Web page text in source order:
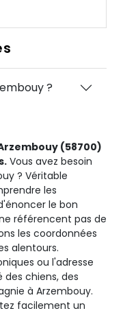
?
(58700)
Vous avez besoin
? Véritable
les
le bon
référencent pas de
les coordonnées
alentours.
ou l'adresse
chiens, des
à Arzembouy.
facilement un